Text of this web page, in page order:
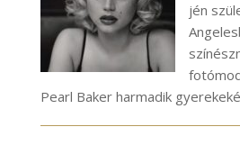
jén
Pearl Baker harmadik